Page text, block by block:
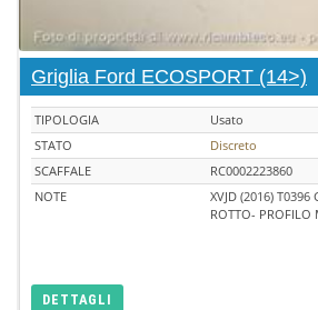
Griglia Ford ECOSPORT (14>)
TIPOLOGIA
Usato
STATO
Discreto
SCAFFALE
RC0002223860
NOTE
XVJD (2016) T0396
ROTTO- PROFILO
DETTAGLI